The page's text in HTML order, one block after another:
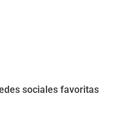
sociales favoritas